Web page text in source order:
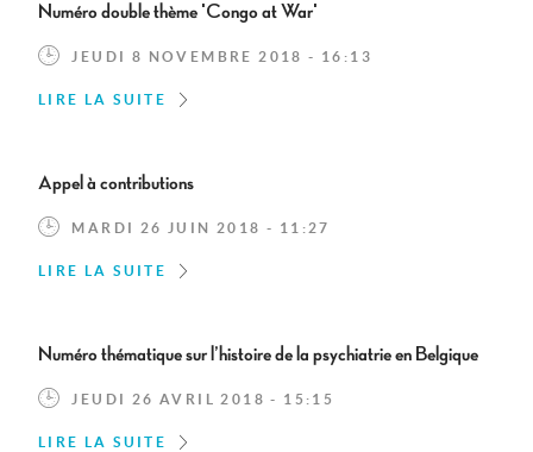
Numéro double thème 'Congo at War'
JEUDI 8 NOVEMBRE 2018 - 16:13
LIRE LA SUITE
Appel à contributions
MARDI 26 JUIN 2018 - 11:27
LIRE LA SUITE
Numéro thématique sur l’histoire de la psychiatrie en Belgique
JEUDI 26 AVRIL 2018 - 15:15
LIRE LA SUITE